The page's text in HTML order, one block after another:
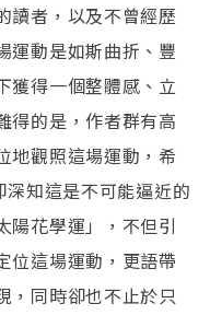
讀者，以及不曾經歷
運動是如斯曲折、豐
獲得一個整體感、立
得的是，作者群有高
地觀照這場運動，希
知這是不可能逼近的
陽花學運」，不但引
位這場運動，更語帶
，同時卻也不止於只